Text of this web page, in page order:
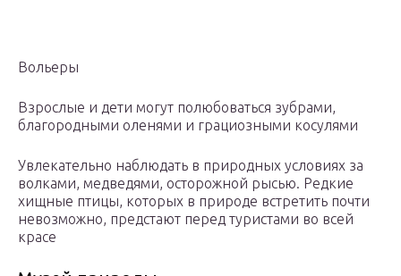
Вольеры
Взрослые и дети могут полюбоваться зубрами,
благородными оленями и грациозными косулями
Увлекательно наблюдать в природных условиях за
волками, медведями, осторожной рысью. Редкие
хищные птицы, которых в природе встретить почти
невозможно, предстают перед туристами во всей
красе